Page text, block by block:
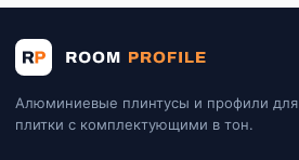
Алюминиевые плинтусы и профили для
плитки с комплектующими в тон.